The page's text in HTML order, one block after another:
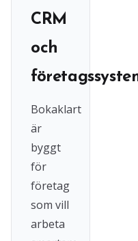
CRM
och
Bokaklart
är
byggt
för
företag
som vill
arbeta